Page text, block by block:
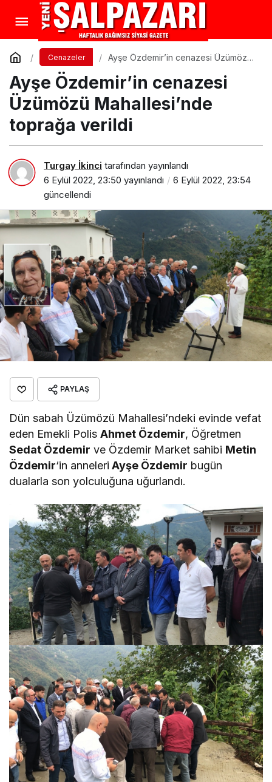
Cenazeler
Ayşe Özdemir’in cenazesi Üzümözü
Ayşe Özdemir’in cenazesi
Üzümözü Mahallesi’nde
toprağa verildi
Turgay İkinci tarafından yayınlandı
6 Eylül 2022, 23:50 yayınlandı
6 Eylül 2022, 23:54
güncellendi
PAYLAŞ
Dün sabah Üzümözü Mahallesi’ndeki evinde vefat
eden Emekli PolisAhmet Özdemir, Öğretmen
Sedat Özdemir ve Özdemir Market sahibi Metin
Özdemir‘in anneleri Ayşe Özdemir bugün
dualarla son yolculuğuna uğurlandı.